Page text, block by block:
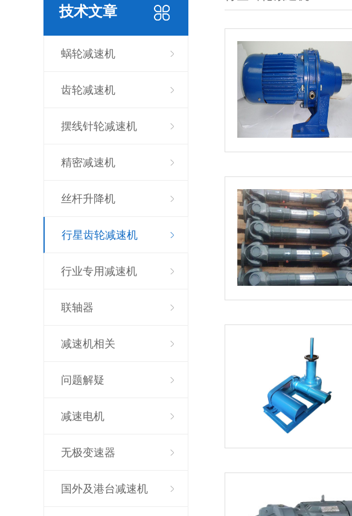
技术文章
蜗轮减速机
齿轮减速机
摆线针轮减速机
精密减速机
丝杆升降机
行星齿轮减速机
行业专用减速机
联轴器
减速机相关
问题解疑
减速电机
无极变速器
国外及港台减速机